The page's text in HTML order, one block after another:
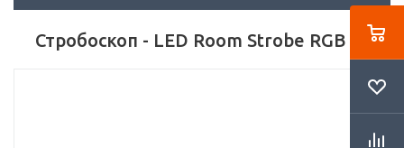
Стробоскоп - LED Room Strobe RGB 12